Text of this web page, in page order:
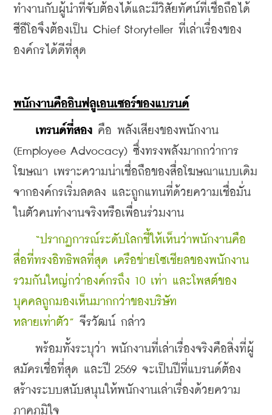
ทำงานกับผู้นำที่จับต้องได้และมีวิสัยทัศน์ที่เชื่อถือได้
ซีอีโอจึงต้องเป็น Chief Storyteller ที่เล่าเรื่องของ
องค์กรได้ดีที่สุด
พนักงานคืออินฟลูเอนเซอร์ของแบรนด์
เทรนด์ที่สอง คือ พลังเสียงของพนักงาน
(Employee Advocacy) ซึ่งทรงพลังมากกว่าการ
โฆษณา เพราะความน่าเชื่อถือของสื่อโฆษณาแบบเดิม
จากองค์กรเริ่มลดลง และถูกแทนที่ด้วยความเชื่อมั่น
ในตัวคนทำงานจริงหรือเพื่อนร่วมงาน
“ปรากฏการณ์ระดับโลกชี้ให้เห็นว่าพนักงานคือ
สื่อที่ทรงอิทธิพลที่สุด เครือข่ายโซเชียลของพนักงาน
รวมกันใหญ่กว่าองค์กรถึง 10 เท่า และโพสต์ของ
บุคคลถูกมองเห็นมากกว่าของบริษัท
หลายเท่าตัว” จีรวัฒน์ กล่าว
พร้อมทั้งระบุว่า พนักงานที่เล่าเรื่องจริงคือสิ่งที่ผู้
สมัครเชื่อที่สุด และปี 2569 จะเป็นปีที่แบรนด์ต้อง
สร้างระบบสนับสนุนให้พนักงานเล่าเรื่องด้วยความ
ภาคภูมิใจ